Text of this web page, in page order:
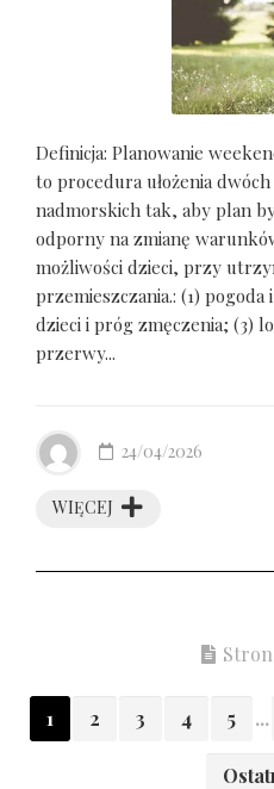
Definicja: Planowanie
to procedura ułożenia
nadmorskich tak, aby plan
odporny na zmianę
możliwości dzieci, przy
przemieszczania.: (1)
dzieci i próg zmęczenia; (3)
przerwy...
WIĘCEJ
24/04/2026
1 2 3 4 5 ...